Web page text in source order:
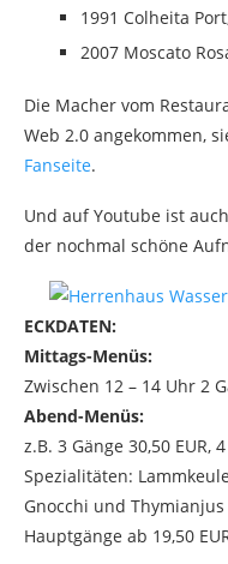
1991 Colheita
2007 Moscato
Die Macher vom
Web 2.0 angekommen,
Fanseite.
Und auf Youtube ist
der nochmal schöne
ECKDATEN:
Mittags-Menüs:
Zwischen 12 – 14 Uhr 2
Abend-Menüs:
z.B. 3 Gänge 30,50 EUR,
Spezialitäten:
Gnocchi und Thymianjus
Hauptgänge ab 19,50